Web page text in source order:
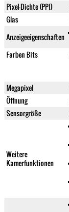
Pixel-Dichte (PPI)
Glas
Anzeigeeigenschaften
Farben Bits
Megapixel
Öffnung
Sensorgröße
Weitere
Kamerfunktionen